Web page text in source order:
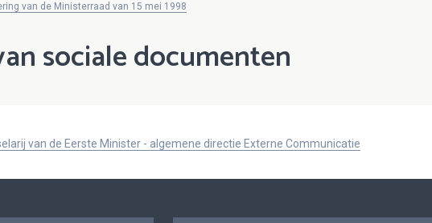
van de Ministerraad van 15 mei 1998
sociale documenten
van de Eerste Minister - algemene directie Externe Communicatie